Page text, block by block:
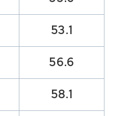
53.1
56.6
58.1